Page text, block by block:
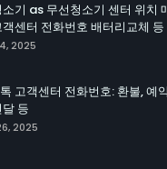
기 as 무선청소기 센터 위치
센터 전화번호 배터리교체 등
2025
고객센터 전화번호: 환불, 예
등
2025